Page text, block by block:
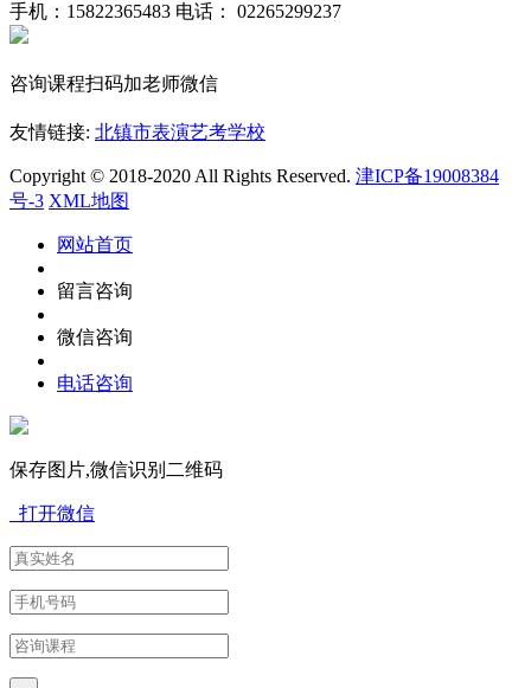
手机：15822365483 电话： 02265299237
咨询课程扫码加老师微信
友情链接: 北镇市表演艺考学校
Copyright © 2018-2020 All Rights Reserved. 津ICP备19008384
号-3 XML地图
网站首页
留言咨询
微信咨询
电话咨询
保存图片,微信识别二维码
打开微信